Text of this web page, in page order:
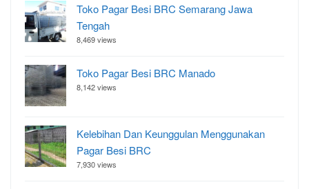
Toko Pagar Besi BRC Semarang Jawa
Tengah
8,469 views
Toko Pagar Besi BRC Manado
8,142 views
Kelebihan Dan Keunggulan Menggunakan
Pagar Besi BRC
7,930 views